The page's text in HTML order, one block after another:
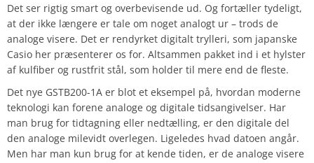
Det ser rigtig smart og overbevisende ud. Og fortæller tydeligt,
at der ikke længere er tale om noget analogt ur – trods de
analoge visere. Det er rendyrket digitalt trylleri, som japanske
Casio her præsenterer os for. Altsammen pakket ind i et hylster
af kulfiber og rustfrit stål, som holder til mere end de fleste.
Det nye GSTB200-1A er blot et eksempel på, hvordan moderne
teknologi kan forene analoge og digitale tidsangivelser. Har
man brug for tidtagning eller nedtælling, er den digitale del
den analoge milevidt overlegen. Ligeledes hvad datoen angår.
Men har man kun brug for at kende tiden, er de analoge visere